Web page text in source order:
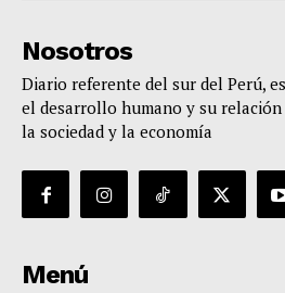
Nosotros
Diario referente del sur del Perú,
el desarrollo humano y su
la sociedad y la economía
Menú